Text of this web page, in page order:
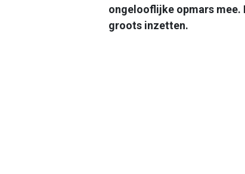
ongelooflijke opmars mee.
groots inzetten.